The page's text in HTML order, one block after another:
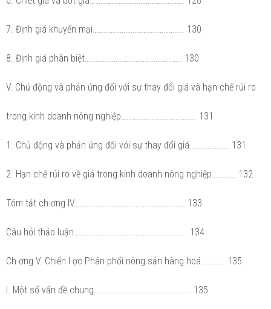
7. Định giá khuyến mại………………………………………….. 130
8. Định giá phân biệt…………………………………………….. 130
V. Chủ động và phản ứng đối với sự thay đổi giá và hạn chế rủi ro
trong kinh doanh nông nghiệp………………………………….. 131
1. Chủ động và phản ứng đối với sự thay đổi giá………………... 131
2. Hạn chế rủi ro về giá trong kinh doanh nông nghiệp…………. 132
Tóm tắt ch-ơng IV……………………………………………………. 133
Câu hỏi thảo luận…………………………………………………….. 134
Ch-ơng V. Chiến l-ợc Phân phối nông sản hàng hoá.………… 135
I. Một số vấn đề chung…………………………………………….. 135